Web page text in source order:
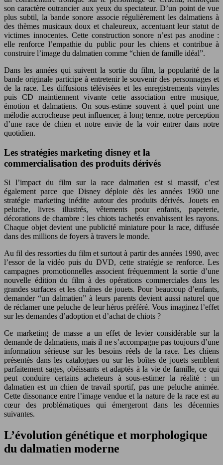
son caractère outrancier aux yeux du spectateur. D’un point de vue
plus subtil, la bande sonore associe régulièrement les dalmatiens à
des thèmes musicaux doux et chaleureux, accentuant leur statut de
victimes innocentes. Cette construction sonore n’est pas anodine :
elle renforce l’empathie du public pour les chiens et contribue à
construire l’image du dalmatien comme “chien de famille idéal”.
Dans les années qui suivent la sortie du film, la popularité de la
bande originale participe à entretenir le souvenir des personnages et
de la race. Les diffusions télévisées et les enregistrements vinyles
puis CD maintiennent vivante cette association entre musique,
émotion et dalmatiens. On sous-estime souvent à quel point une
mélodie accrocheuse peut influencer, à long terme, notre perception
d’une race de chien et notre envie de la voir entrer dans notre
quotidien.
Les stratégies marketing disney et la
commercialisation des produits dérivés
Si l’impact du film sur la race dalmatien est si massif, c’est
également parce que Disney déploie dès les années 1960 une
stratégie marketing inédite autour des produits dérivés. Jouets en
peluche, livres illustrés, vêtements pour enfants, papeterie,
décorations de chambre : les chiots tachetés envahissent les rayons.
Chaque objet devient une publicité miniature pour la race, diffusée
dans des millions de foyers à travers le monde.
Au fil des ressorties du film et surtout à partir des années 1990, avec
l’essor de la vidéo puis du DVD, cette stratégie se renforce. Les
campagnes promotionnelles associent fréquemment la sortie d’une
nouvelle édition du film à des opérations commerciales dans les
grandes surfaces et les chaînes de jouets. Pour beaucoup d’enfants,
demander “un dalmatien” à leurs parents devient aussi naturel que
de réclamer une peluche de leur héros préféré. Vous imaginez l’effet
sur les demandes d’adoption et d’achat de chiots ?
Ce marketing de masse a un effet de levier considérable sur la
demande de dalmatiens, mais il ne s’accompagne pas toujours d’une
information sérieuse sur les besoins réels de la race. Les chiens
présentés dans les catalogues ou sur les boîtes de jouets semblent
parfaitement sages, obéissants et adaptés à la vie de famille, ce qui
peut conduire certains acheteurs à sous-estimer la réalité : un
dalmatien est un chien de travail sportif, pas une peluche animée.
Cette dissonance entre l’image vendue et la nature de la race est au
cœur des problématiques qui émergeront dans les décennies
suivantes.
L’évolution génétique et morphologique
du dalmatien moderne